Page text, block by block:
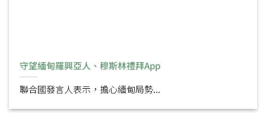
守望緬甸羅興亞人、穆斯林禮拜App
聯合國發言人表示，擔心緬甸局勢...